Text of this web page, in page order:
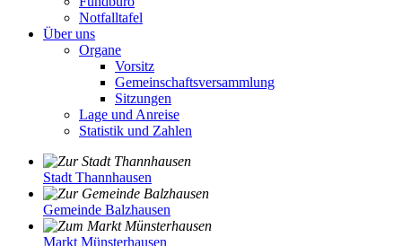
Notfalltafel
Über uns
Organe
Vorsitz
Gemeinschaftsversammlung
Sitzungen
Lage und Anreise
Statistik und Zahlen
Stadt Thannhausen
Gemeinde Balzhausen
Markt Münsterhausen